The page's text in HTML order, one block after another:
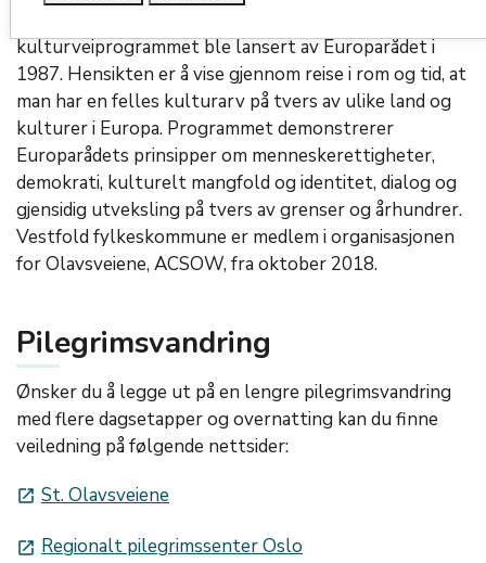
kulturveiprogrammet ble lansert av Europarådet i
1987. Hensikten er å vise gjennom reise i rom og tid, at
man har en felles kulturarv på tvers av ulike land og
kulturer i Europa. Programmet demonstrerer
Europarådets prinsipper om menneskerettigheter,
demokrati, kulturelt mangfold og identitet, dialog og
gjensidig utveksling på tvers av grenser og århundrer.
Vestfold fylkeskommune er medlem i organisasjonen
for Olavsveiene, ACSOW, fra oktober 2018.
Pilegrimsvandring
Ønsker du å legge ut på en lengre pilegrimsvandring
med flere dagsetapper og overnatting kan du finne
veiledning på følgende nettsider:
launch St. Olavsveiene
launch Regionalt pilegrimssenter Oslo